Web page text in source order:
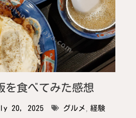
を食べてみた感想
20, 2025 グルメ , 経験